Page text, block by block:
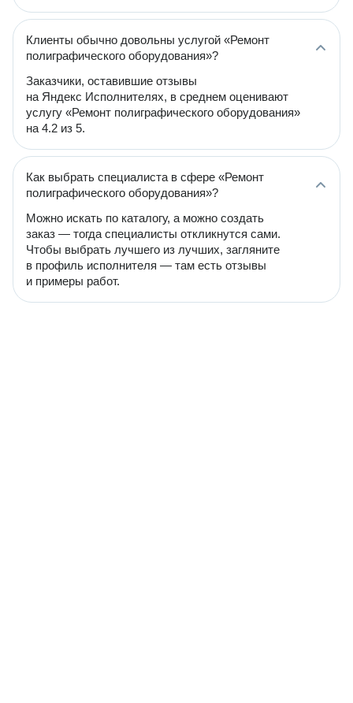
Клиенты обычно довольны услугой «Ремонт
полиграфического оборудования»?
Заказчики, оставившие отзывы
на Яндекс Исполнителях, в среднем оценивают
услугу «Ремонт полиграфического оборудования»
на 4.2 из 5.
Как выбрать специалиста в сфере «Ремонт
полиграфического оборудования»?
Можно искать по каталогу, а можно создать
заказ — тогда специалисты откликнутся сами.
Чтобы выбрать лучшего из лучших, загляните
в профиль исполнителя — там есть отзывы
и примеры работ.